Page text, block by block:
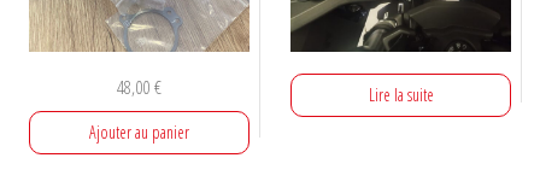
48,00€
Ajouter au panier
Lire la suite